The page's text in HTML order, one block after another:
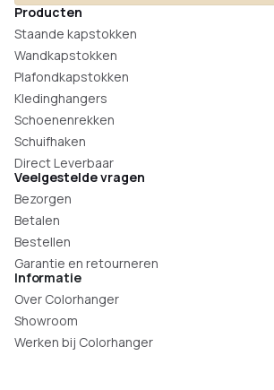
Producten
Staande kapstokken
Wandkapstokken
Plafondkapstokken
Kledinghangers
Schoenenrekken
Schuifhaken
Direct Leverbaar
Veelgestelde vragen
Bezorgen
Betalen
Bestellen
Garantie en retourneren
Informatie
Over Colorhanger
Showroom
Werken bij Colorhanger